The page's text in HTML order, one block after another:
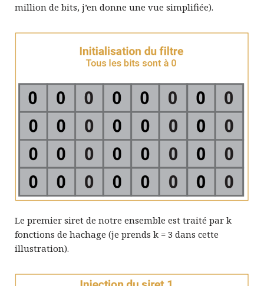
million de bits, j’en donne une vue simplifiée).
Le premier siret de notre ensemble est traité par k
fonctions de hachage (je prends k = 3 dans cette
illustration).